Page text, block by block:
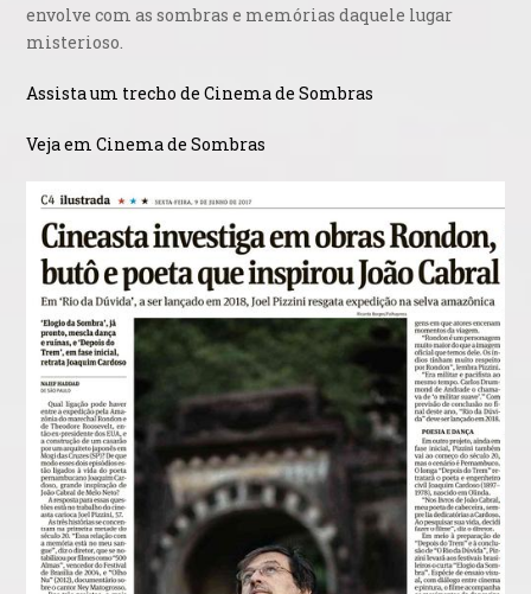
envolve com as sombras e memórias daquele lugar
misterioso.
Assista um trecho de Cinema de Sombras
Veja em Cinema de Sombras